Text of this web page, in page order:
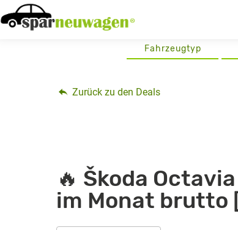
Skip
to
Fahrzeugtyp
Zurück zu den Deals
🔥 Škoda
im Monat brutto